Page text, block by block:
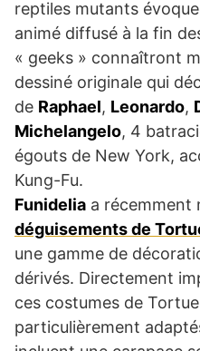
reptiles mutants
animé diffusé à la fin
« geeks » connaîtront
dessiné originale qui
de Raphael, Leonardo,
Michelangelo, 4
égouts de New York,
Kung-Fu.
Funidelia a récemment
déguisements de
une gamme de
dérivés. Directement
ces costumes de
particulièrement